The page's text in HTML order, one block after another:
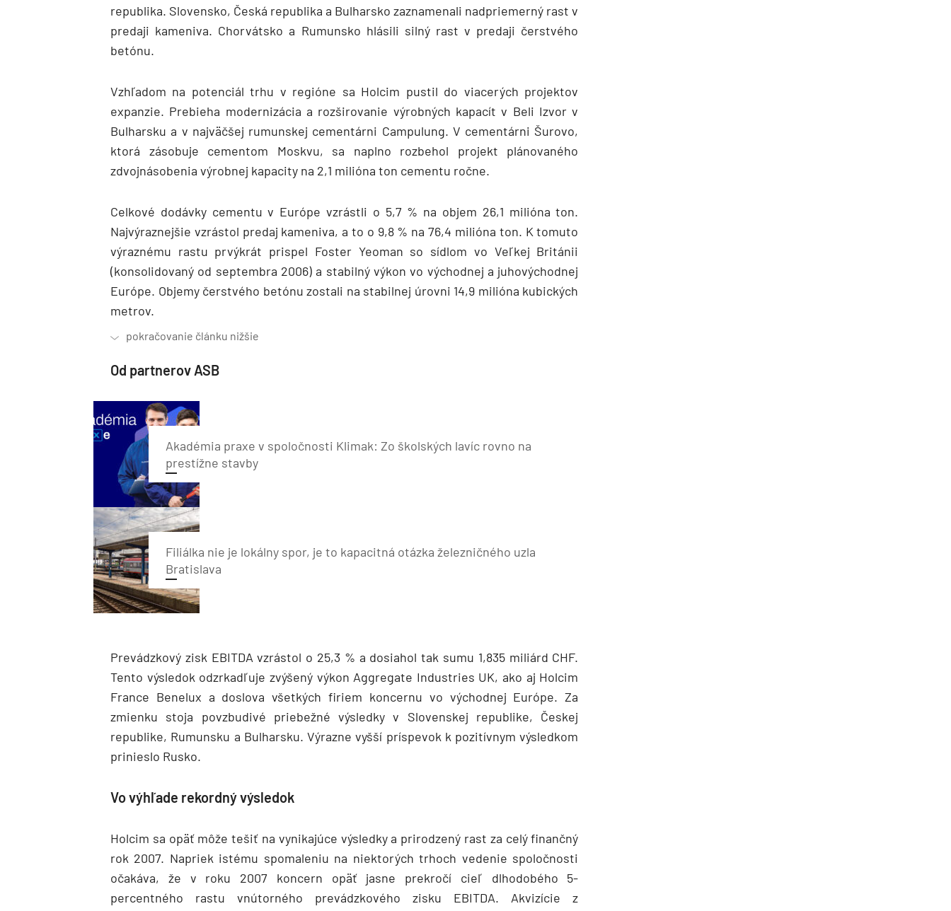
republika. Slovensko, Česká republika a Bulharsko zaznamenali nadpriemerný rast v
predaji kameniva. Chorvátsko a Rumunsko hlásili silný rast v predaji čerstvého
betónu.
Vzhľadom na potenciál trhu v regióne sa Holcim pustil do viacerých projektov
expanzie. Prebieha modernizácia a rozširovanie výrobných kapacít v Beli Izvor v
Bulharsku a v najväčšej rumunskej cementárni Campulung. V cementárni Šurovo,
ktorá zásobuje cementom Moskvu, sa naplno rozbehol projekt plánovaného
zdvojnásobenia výrobnej kapacity na 2,1 milióna ton cementu ročne.
Celkové dodávky cementu v Európe vzrástli o 5,7 % na objem 26,1 milióna ton.
Najvýraznejšie vzrástol predaj kameniva, a to o 9,8 % na 76,4 milióna ton. K tomuto
výraznému rastu prvýkrát prispel Foster Yeoman so sídlom vo Veľkej Británii
(konsolidovaný od septembra 2006) a stabilný výkon vo východnej a juhovýchodnej
Európe. Objemy čerstvého betónu zostali na stabilnej úrovni 14,9 milióna kubických
metrov.
Od partnerov ASB
Akadémia praxe v spoločnosti Klimak: Zo školských lavíc rovno na
prestížne stavby
Filiálka nie je lokálny spor, je to kapacitná otázka železničného uzla
Bratislava
Prevádzkový zisk EBITDA vzrástol o 25,3 % a dosiahol tak sumu 1,835 miliárd CHF.
Tento výsledok odzrkadľuje zvýšený výkon Aggregate Industries UK, ako aj Holcim
France Benelux a doslova všetkých firiem koncernu vo východnej Európe. Za
zmienku stoja povzbudivé priebežné výsledky v Slovenskej republike, Českej
republike, Rumunsku a Bulharsku. Výrazne vyšší príspevok k pozitívnym výsledkom
prinieslo Rusko.
Vo výhľade rekordný výsledok
Holcim sa opäť môže tešiť na vynikajúce výsledky a prirodzený rast za celý finančný
rok 2007. Napriek istému spomaleniu na niektorých trhoch vedenie spoločnosti
očakáva, že v roku 2007 koncern opäť jasne prekročí cieľ dlhodobého 5-
percentného rastu vnútorného prevádzkového zisku EBITDA. Akvizície z